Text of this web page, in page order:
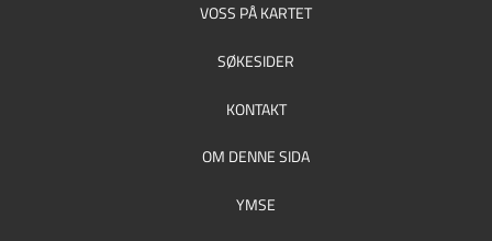
VOSS PÅ KARTET
SØKESIDER
KONTAKT
OM DENNE SIDA
YMSE